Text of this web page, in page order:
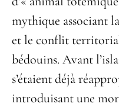
mythique associant
et le conflit territorial
bédouins. Avant
s’étaient déjà
introduisant une